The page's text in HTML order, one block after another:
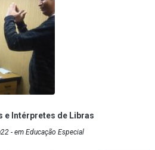
e Intérpretes de Libras
- em Educação Especial